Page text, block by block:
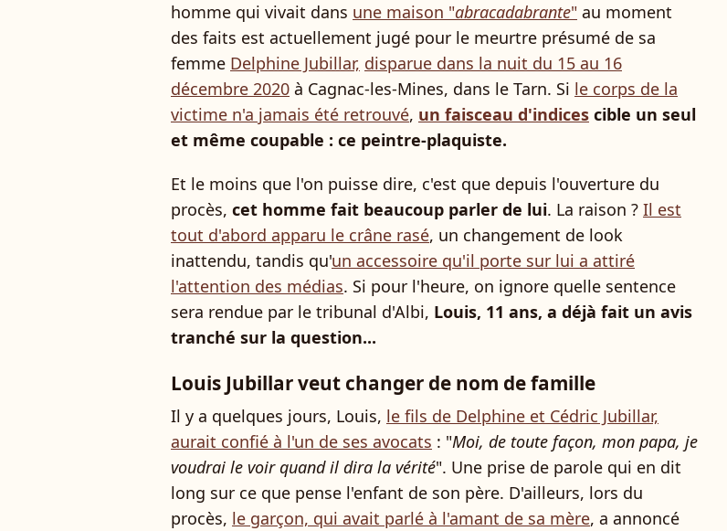
homme qui vivait dans une maison "abracadabrante" au moment
des faits est actuellement jugé pour le meurtre présumé de sa
femme Delphine Jubillar, disparue dans la nuit du 15 au 16
décembre 2020 à Cagnac-les-Mines, dans le Tarn. Si le corps de la
victime n'a jamais été retrouvé, un faisceau d'indices cible un seul
et même coupable : ce peintre-plaquiste.
Et le moins que l'on puisse dire, c'est que depuis l'ouverture du
procès, cet homme fait beaucoup parler de lui. La raison ? Il est
tout d'abord apparu le crâne rasé, un changement de look
inattendu, tandis qu'un accessoire qu'il porte sur lui a attiré
l'attention des médias. Si pour l'heure, on ignore quelle sentence
sera rendue par le tribunal d'Albi, Louis, 11 ans, a déjà fait un avis
tranché sur la question...
Louis Jubillar veut changer de nom de famille
Il y a quelques jours, Louis, le fils de Delphine et Cédric Jubillar,
aurait confié à l'un de ses avocats : "Moi, de toute façon, mon papa, je
voudrai le voir quand il dira la vérité". Une prise de parole qui en dit
long sur ce que pense l'enfant de son père. D'ailleurs, lors du
procès, le garçon, qui avait parlé à l'amant de sa mère, a annoncé